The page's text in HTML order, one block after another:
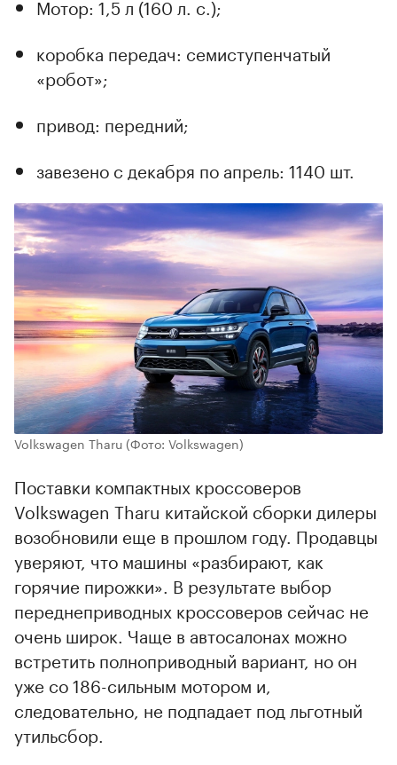
Мотор: 1,5 л (160 л. с.);
коробка передач: семиступенчатый
«робот»;
привод: передний;
завезено с декабря по апрель: 1140 шт.
Volkswagen Tharu(Фото: Volkswagen)
Поставки компактных кроссоверов
Volkswagen Tharu китайской сборки дилеры
возобновили еще в прошлом году. Продавцы
уверяют, что машины «разбирают, как
горячие пирожки». В результате выбор
переднеприводных кроссоверов сейчас не
очень широк. Чаще в автосалонах можно
встретить полноприводный вариант, но он
уже со 186-сильным мотором и,
следовательно, не подпадает под льготный
утильсбор.